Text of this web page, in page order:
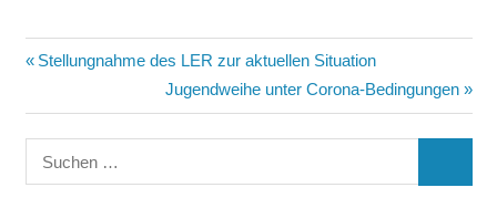
Beitragsnavigation
Vorheriger
Stellungnahme des LER zur aktuellen Situation
Nächster
Beitrag:
Jugendweihe unter Corona-Bedingungen
nach: